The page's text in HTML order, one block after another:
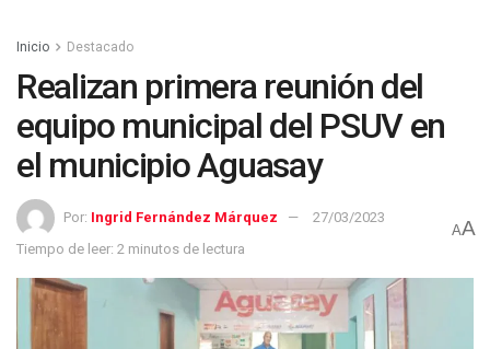
Inicio Destacado
Realizan primera reunión del
equipo municipal del PSUV en
el municipio Aguasay
Por: Ingrid Fernández Márquez
27/03/2023
Tiempo de leer: 2 minutos de lectura
AA